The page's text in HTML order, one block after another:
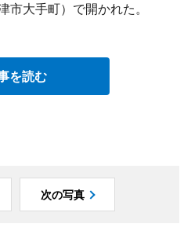
市大手町）で開かれた。
を読む
次の写真